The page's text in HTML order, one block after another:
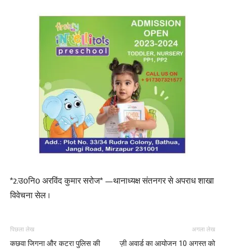
*2.उ0नि0 अरविंद कुमार सरोज* —थानाध्यक्ष संतनगर से अपराध शाखा
विवेचना सेल ।
पिछला लेख
कछवा जिगना और कटरा पुलिस की
अगला लेख
ज़ी अवार्ड का आयोजन 10 अगस्त को